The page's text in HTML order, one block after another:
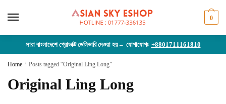
0
সারা বাংলাদেশে প্রোডাক্ট ডেলিভারি দেওয়া হয় – যোগাযোগঃ +8801711161810
Home / Posts tagged “Original Ling Long”
Original Ling Long